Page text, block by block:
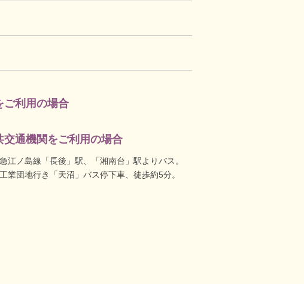
ご利用の場合
交通機関をご利用の場合
江ノ島線「長後」駅、「湘南台」駅よりバス。
業団地行き「天沼」バス停下車、徒歩約5分。